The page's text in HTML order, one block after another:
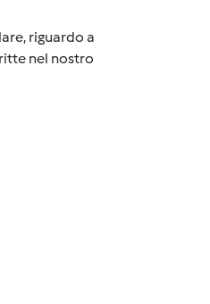
riguardo a
nel nostro